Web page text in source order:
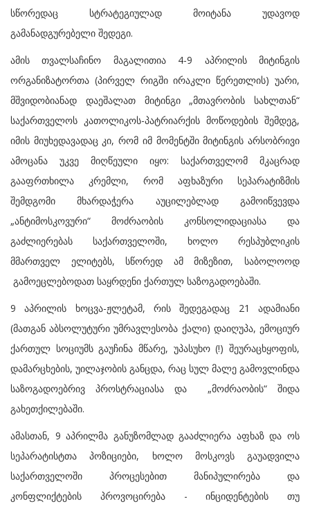
სწორედაც სტრატეგიულად მოიტანა უდავოდ
გამანადგურებელი შედეგი.
ამის თვალსაჩინო მაგალითია 4-9 აპრილის მიტინგის
ორგანიზატორთა (პირველ რიგში ირაკლი წერეთლის) უარი,
მშვიდობიანად დაეშალათ მიტინგი „მთავრობის სახლთან“
საქართველოს კათოლიკოს-პატრიარქის მოწოდების შემდეგ,
იმის მიუხედავადაც კი, რომ იმ მომენტში მიტინგის არსობრივი
ამოცანა უკვე მიღწეული იყო: საქართველომ მკაცრად
გააფრთხილა კრემლი, რომ აფხაზური სეპარატიზმის
შემდგომი მხარდაჭერა აუცილებლად გამოიწვევდა
„ანტიმოსკოვური“ მოძრაობის კონსოლიდაციასა და
გაძლიერებას საქართველოში, ხოლო რესპუბლიკის
მმართველ ელიტებს, სწორედ ამ მიზეზით, საბოლოოდ
გამოეცლებოდათ საყრდენი ქართულ საზოგადოებაში.
9 აპრილის ხოცვა-ჟლეტამ, რის შედეგადაც 21 ადამიანი
(მათგან აბსოლუტური უმრავლესობა ქალი) დაიღუპა, ემოციურ
ქართულ სოციუმს გაუჩინა მწარე, უპასუხო (!) შეურაცხყოფის,
დამარცხების, უილაჯობის განცდა, რაც სულ მალე გამოვლინდა
საზოგადოებრივ პროსტრაციასა და „მოძრაობის“ შიდა
გახეთქილებაში.
ამასთან, 9 აპრილმა განუზომლად გააძლიერა აფხაზ და ოს
სეპარატისტთა პოზიციები, ხოლო მოსკოვს გაუადვილა
საქართველოში პროცესებით მანიპულირება და
კონფლიქტების პროვოცირება - ინციდენტების თუ